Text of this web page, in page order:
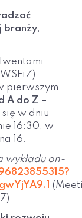
branży,
pierwszym
A do Z –
w dniu
16:30, w
16.
wykładu on-